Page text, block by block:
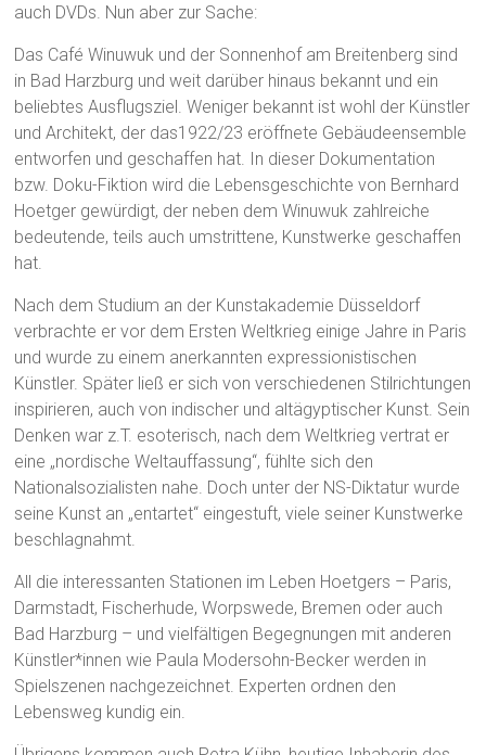
auch DVDs. Nun aber zur Sache:
Das Café Winuwuk und der Sonnenhof am Breitenberg sind
in Bad Harzburg und weit darüber hinaus bekannt und ein
beliebtes Ausflugsziel. Weniger bekannt ist wohl der Künstler
und Architekt, der das1922/23 eröffnete Gebäudeensemble
entworfen und geschaffen hat. In dieser Dokumentation
bzw. Doku-Fiktion wird die Lebensgeschichte von Bernhard
Hoetger gewürdigt, der neben dem Winuwuk zahlreiche
bedeutende, teils auch umstrittene, Kunstwerke geschaffen
hat.
Nach dem Studium an der Kunstakademie Düsseldorf
verbrachte er vor dem Ersten Weltkrieg einige Jahre in Paris
und wurde zu einem anerkannten expressionistischen
Künstler. Später ließ er sich von verschiedenen Stilrichtungen
inspirieren, auch von indischer und altägyptischer Kunst. Sein
Denken war z.T. esoterisch, nach dem Weltkrieg vertrat er
eine „nordische Weltauffassung“, fühlte sich den
Nationalsozialisten nahe. Doch unter der NS-Diktatur wurde
seine Kunst an „entartet“ eingestuft, viele seiner Kunstwerke
beschlagnahmt.
All die interessanten Stationen im Leben Hoetgers – Paris,
Darmstadt, Fischerhude, Worpswede, Bremen oder auch
Bad Harzburg – und vielfältigen Begegnungen mit anderen
Künstler*innen wie Paula Modersohn-Becker werden in
Spielszenen nachgezeichnet. Experten ordnen den
Lebensweg kundig ein.